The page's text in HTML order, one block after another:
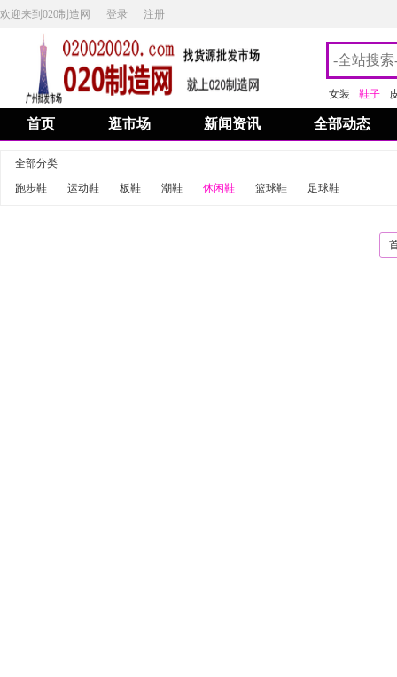
欢迎来到020制造网 登录 注册
女装 鞋子
首页 逛市场 新闻资讯 全部动态
全部分类
跑步鞋
运动鞋 板鞋 潮鞋 休闲鞋 篮球鞋 足球鞋